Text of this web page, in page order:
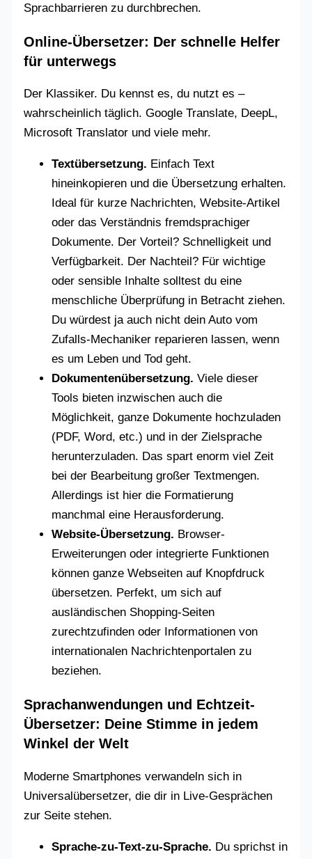
Sprachbarrieren zu durchbrechen.
Online-Übersetzer: Der schnelle Helfer
für unterwegs
Der Klassiker. Du kennst es, du nutzt es –
wahrscheinlich täglich. Google Translate, DeepL,
Microsoft Translator und viele mehr.
Textübersetzung. Einfach Text
hineinkopieren und die Übersetzung erhalten.
Ideal für kurze Nachrichten, Website-Artikel
oder das Verständnis fremdsprachiger
Dokumente. Der Vorteil? Schnelligkeit und
Verfügbarkeit. Der Nachteil? Für wichtige
oder sensible Inhalte solltest du eine
menschliche Überprüfung in Betracht ziehen.
Du würdest ja auch nicht dein Auto vom
Zufalls-Mechaniker reparieren lassen, wenn
es um Leben und Tod geht.
Dokumentenübersetzung. Viele dieser
Tools bieten inzwischen auch die
Möglichkeit, ganze Dokumente hochzuladen
(PDF, Word, etc.) und in der Zielsprache
herunterzuladen. Das spart enorm viel Zeit
bei der Bearbeitung großer Textmengen.
Allerdings ist hier die Formatierung
manchmal eine Herausforderung.
Website-Übersetzung. Browser-
Erweiterungen oder integrierte Funktionen
können ganze Webseiten auf Knopfdruck
übersetzen. Perfekt, um sich auf
ausländischen Shopping-Seiten
zurechtzufinden oder Informationen von
internationalen Nachrichtenportalen zu
beziehen.
Sprachanwendungen und Echtzeit-
Übersetzer: Deine Stimme in jedem
Winkel der Welt
Moderne Smartphones verwandeln sich in
Universalübersetzer, die dir in Live-Gesprächen
zur Seite stehen.
Sprache-zu-Text-zu-Sprache. Du sprichst in